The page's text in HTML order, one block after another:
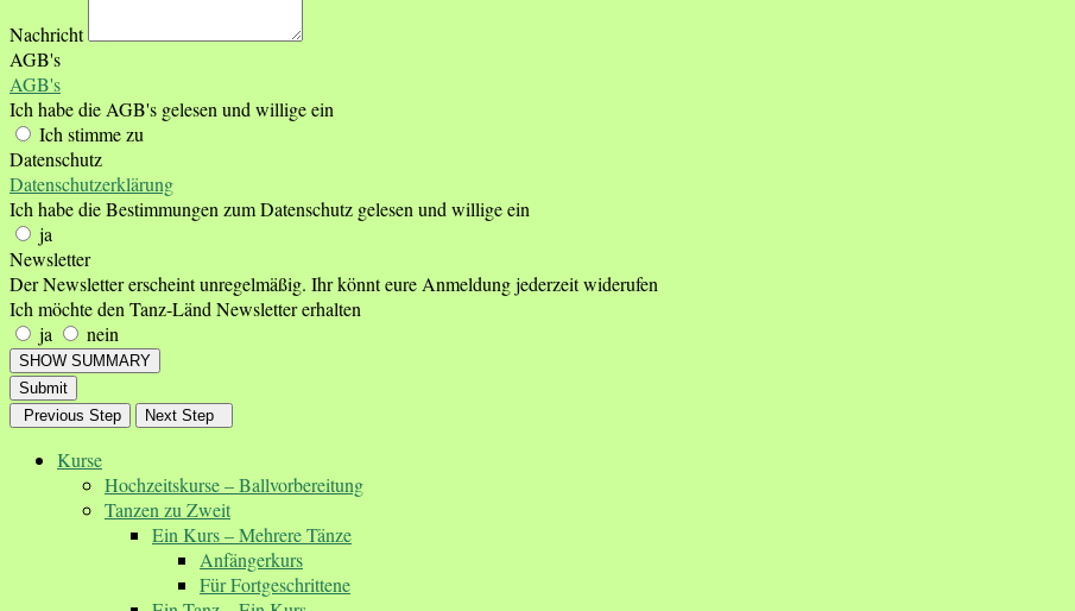
Nachricht
AGB's
AGB's
Ich habe die AGB's gelesen und willige ein
Ich stimme zu
Datenschutz
Datenschutzerklärung
Ich habe die Bestimmungen zum Datenschutz gelesen und willige ein
ja
Newsletter
Der Newsletter erscheint unregelmäßig. Ihr könnt eure Anmeldung jederzeit widerufen
Ich möchte den Tanz-Länd Newsletter erhalten
ja
nein
SHOW SUMMARY
Submit
Previous Step
Next Step
Kurse
Hochzeitskurse – Ballvorbereitung
Tanzen zu Zweit
Ein Kurs – Mehrere Tänze
Anfängerkurs
Für Fortgeschrittene